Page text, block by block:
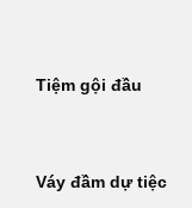
Tiệm gội đầu
Váy đầm dự tiệc